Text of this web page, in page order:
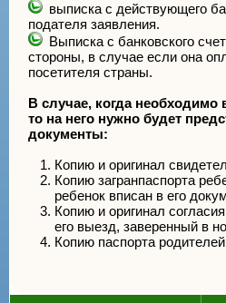
выписка с действующего
подателя заявления.
Выписка с банковского
стороны, в случае если она
посетителя страны.
В случае, когда необходимо
то на него нужно будет
документы:
Копию и оригинал
Копию загранпаспорта
ребенок вписан в его
Копию и оригинал
его выезд, заверенный в
Копию паспорта